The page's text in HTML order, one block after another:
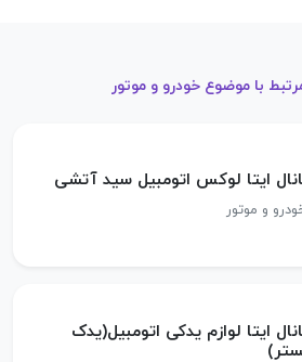
با موضوع خودرو و موتور
ایتا لوکس اتومبیل سید آتشی
و موتور
ایتا لوازم یدکی اتومبیل(یدک